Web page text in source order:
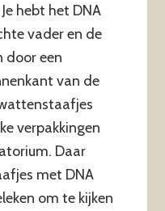
hebt het DNA
vader en de
door een
van de
verpakkingen
Daar
met DNA
om te kijken